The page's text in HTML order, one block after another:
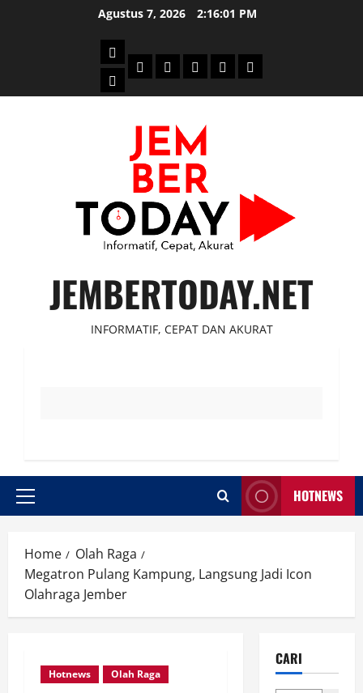
Agustus 7, 2026 2:16:02 PM
Beranda
News
PolitikOtomotifEkonomiSosialtentang
JEMBERTODAY.NET
INFORMATIF, CEPAT DAN AKURAT
Primary
HOTNEWS
Home
Olah Raga
Megatron Pulang Kampung, Langsung Jadi Icon
Olahraga Jember
Hotnews Olah Raga
CARI